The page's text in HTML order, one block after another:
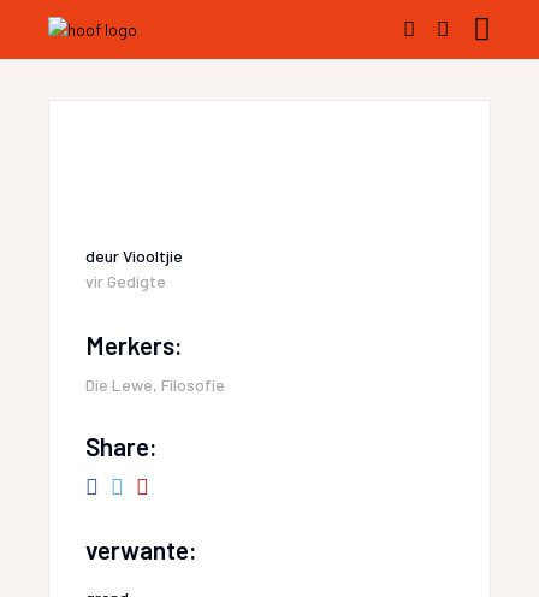
deurViooltjie
vir Gedigte
Merkers:
Die Lewe, Filosofie
Share:
verwante: